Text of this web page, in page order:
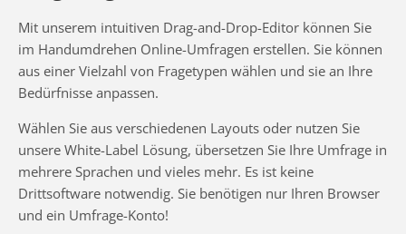
Mit unserem intuitiven Drag-and-Drop-Editor können Sie
im Handumdrehen Online-Umfragen erstellen. Sie können
aus einer Vielzahl von Fragetypen wählen und sie an Ihre
Bedürfnisse anpassen.
Wählen Sie aus verschiedenen Layouts oder nutzen Sie
unsere White-Label Lösung, übersetzen Sie Ihre Umfrage in
mehrere Sprachen und vieles mehr. Es ist keine
Drittsoftware notwendig. Sie benötigen nur Ihren Browser
und ein Umfrage-Konto!